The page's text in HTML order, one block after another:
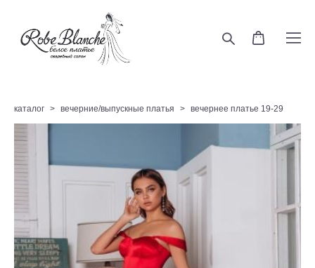
каталог > вечерние/выпускные платья > вечернее платье 19-29